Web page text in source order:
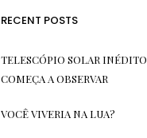
RECENT POSTS
TELESCÓPIO SOLAR INÉDITO
COMEÇA A OBSERVAR
VOCÊ VIVERIA NA LUA?